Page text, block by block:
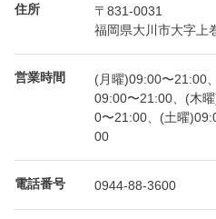
住所
〒831-0031
福岡県大川市大字上
営業時間
(月曜)09:00〜21:00
09:00〜21:00、(木
0〜21:00、(土曜
00
電話番号 0944-88-3600